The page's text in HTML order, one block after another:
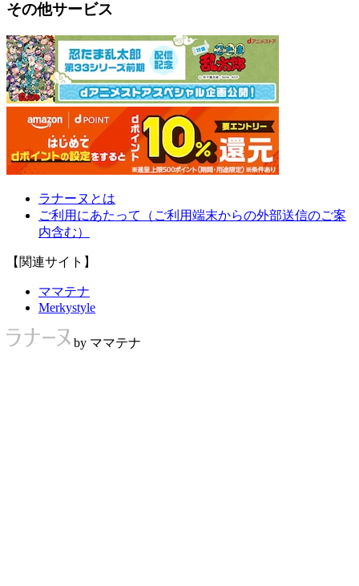
その他サービス
ラナーヌとは
ご利用にあたって（ご利用端末からの外部送信のご案
内含む）
【関連サイト】
ママテナ
Merkystyle
by ママテナ